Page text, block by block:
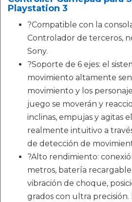
Playstation 3
?Compatible con la
Controlador de terceros,
Sony.
?Soporte de 6 ejes: el
movimiento altamente
movimiento y los
juego se moverán y
inclinas, empujas y agitas
realmente intuitivo a
de detección de
?Alto rendimiento:
metros, batería
vibración de choque,
grados con ultra precisión.